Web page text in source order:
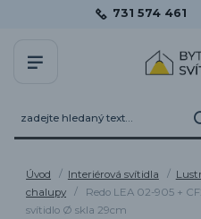
731 574 461
Úvod Interiérová svítidla
chalupy
Redo LEA 02-905 +
svítidlo Ø skla 29cm